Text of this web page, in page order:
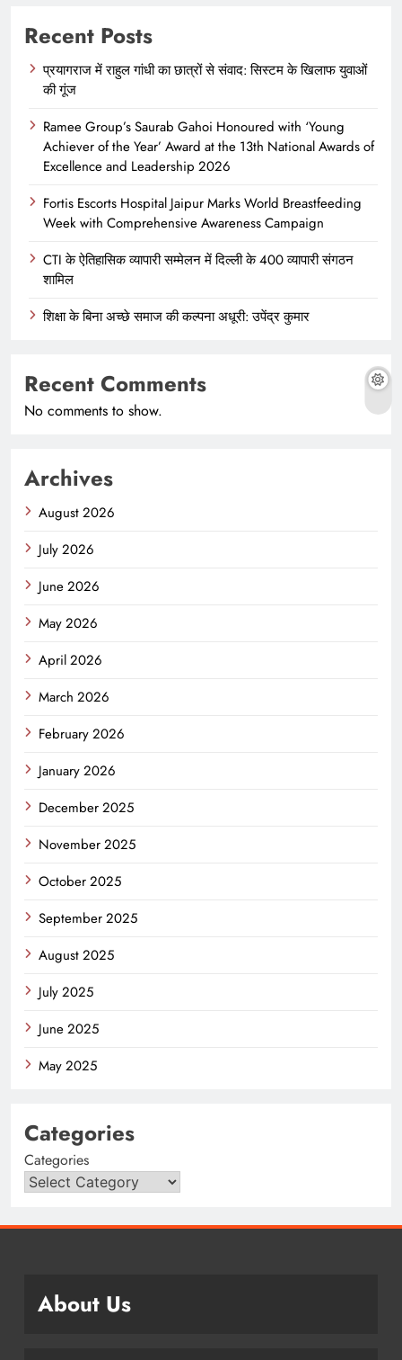
Recent Posts
प्रयागराज में राहुल गांधी का छात्रों से संवाद: सिस्टम के खिलाफ युवाओं
की गूंज
Ramee Group’s Saurab Gahoi Honoured with ‘Young
Achiever of the Year’ Award at the 13th National Awards of
Excellence and Leadership 2026
Fortis Escorts Hospital Jaipur Marks World Breastfeeding
Week with Comprehensive Awareness Campaign
CTI के ऐतिहासिक व्यापारी सम्मेलन में दिल्ली के 400 व्यापारी संगठन
शामिल
शिक्षा के बिना अच्छे समाज की कल्पना अधूरी: उपेंद्र कुमार
Recent Comments
No comments to show.
Archives
August 2026
July 2026
June 2026
May 2026
April 2026
March 2026
February 2026
January 2026
December 2025
November 2025
October 2025
September 2025
August 2025
July 2025
June 2025
May 2025
Categories
Categories
About Us